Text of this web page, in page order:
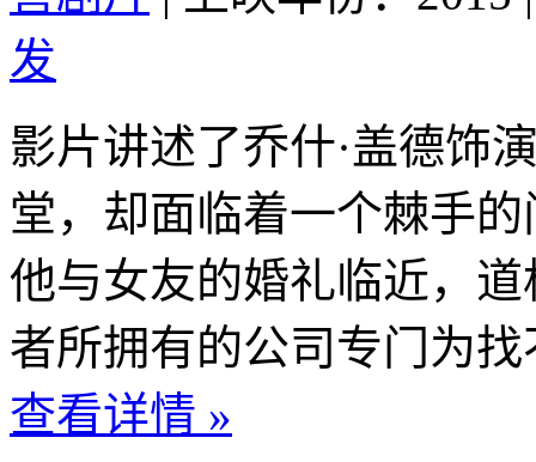
发
影片讲述了乔什·盖德饰
堂，却面临着一个棘手
他与女友的婚礼临近，
者所拥有的公司专门为
查看详情 »